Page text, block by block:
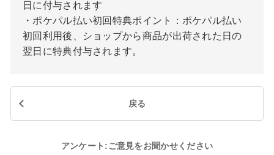
日に付与されます
・ポケパル払い初回特典ポイント：ポケパル払い
初回利用後、ショップから商品が出荷された日の
翌日に特典付与されます。
戻る
アンケート:ご意見をお聞かせください